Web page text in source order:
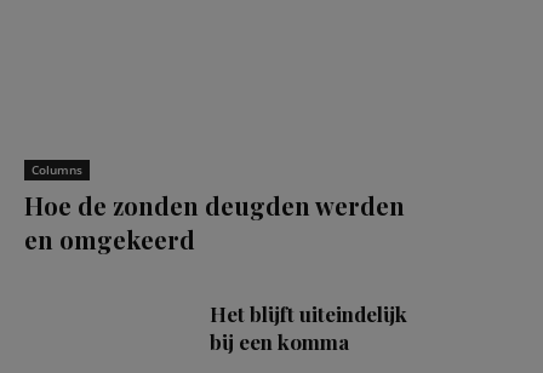
Columns
Hoe de zonden deugden werden
en omgekeerd
Het blijft uiteindelijk
bij een komma